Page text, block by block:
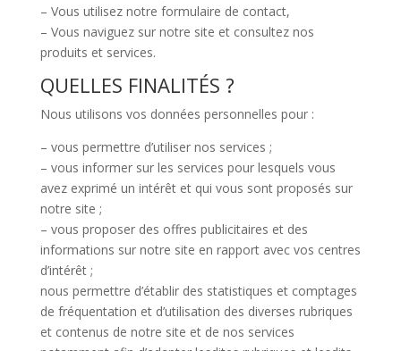
– Vous utilisez notre formulaire de contact,
– Vous naviguez sur notre site et consultez nos
produits et services.
QUELLES FINALITÉS ?
Nous utilisons vos données personnelles pour :
– vous permettre d’utiliser nos services ;
– vous informer sur les services pour lesquels vous
avez exprimé un intérêt et qui vous sont proposés sur
notre site ;
– vous proposer des offres publicitaires et des
informations sur notre site en rapport avec vos centres
d’intérêt ;
nous permettre d’établir des statistiques et comptages
de fréquentation et d’utilisation des diverses rubriques
et contenus de notre site et de nos services